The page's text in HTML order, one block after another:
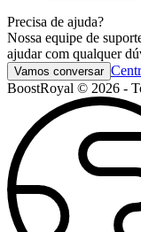
Precisa de ajuda?
Nossa equipe de
ajudar com qualquer
Vamos conversar
BoostRoyal © 2026 -